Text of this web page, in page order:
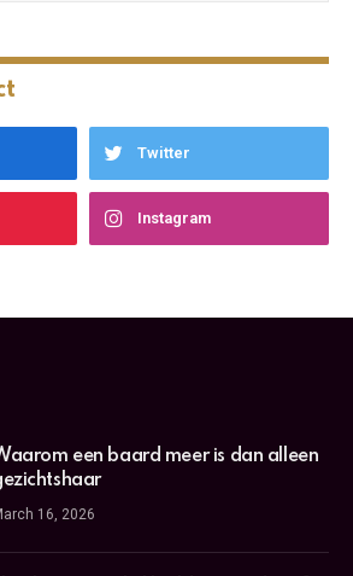
Twitter
Instagram
een baard meer is dan alleen
16, 2026